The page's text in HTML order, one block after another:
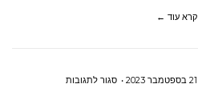
קרא עוד ←
21 בספטמבר 2023 סגור לתגובותעל